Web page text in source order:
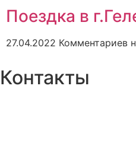
Поездка в
27.04.2022 Комментариев
Контакты